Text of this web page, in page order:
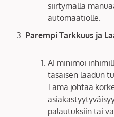
siirtymällä
automaatiolle.
Parempi Tarkkuus ja
AI minimoi
tasaisen laadun
Tämä johtaa
palautuksiin tai